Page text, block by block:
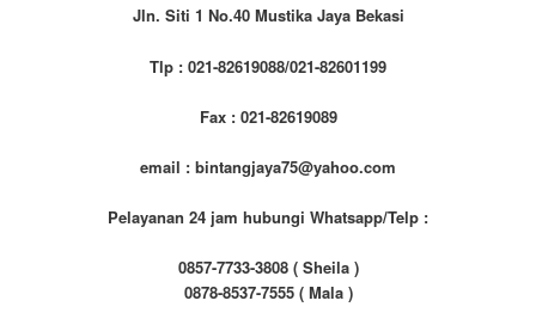
Jln. Siti 1 No.40 Mustika Jaya Bekasi
Tlp : 021-82619088/021-82601199
Fax : 021-82619089
email : bintangjaya75@yahoo.com
Pelayanan 24 jam hubungi Whatsapp/Telp :
0857-7733-3808 ( Sheila )
0878-8537-7555 ( Mala )